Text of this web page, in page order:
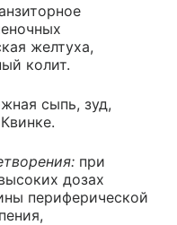
желтуха,
колит.
сыпь, зуд,
при
дозах
периферической